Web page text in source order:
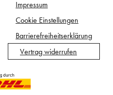
Impressum
Cookie Einstellungen
Barrierefreiheitserklärung
Vertrag widerrufen